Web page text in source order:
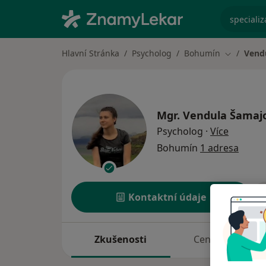
Hlavní Stránka Psycholog Bohumín Změna
Mgr. Vendula
Psycholog · Více
Bohumín 1 adresa
Kontaktní údaje
Zkušenosti Ceník